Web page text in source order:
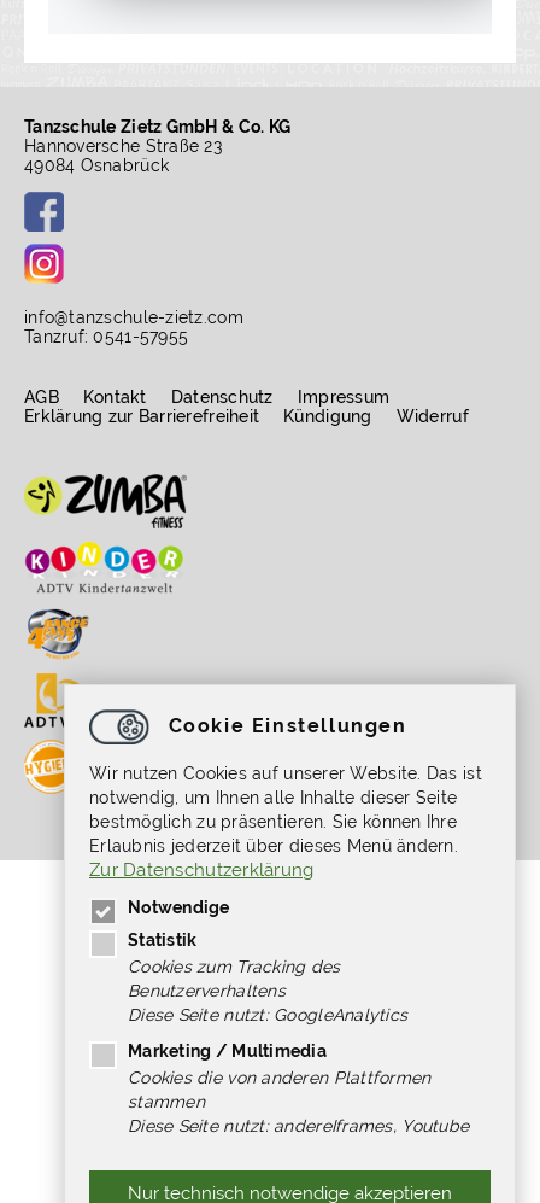
Tanzschule Zietz GmbH & Co. KG
Hannoversche Straße 23
49084 Osnabrück
info@tanzschule-zietz.com
Tanzruf: 0541-57955
AGB Kontakt Datenschutz
Impressum
Erklärung zur Barrierefreiheit
Kündigung Widerruf
Gefördert durch die Beauftragte der
Bundesregierung für Kultur und Medien im
Programm NEUSTART KULTUR, [Hilfsprogramm
DIS-TANZEN/ tanz:digital/ DIS-TANZ-START]
des Dachverband Tanz Deutschland.
Cookie Einstellungen
Wir nutzen Cookies auf unserer Website. Das ist
notwendig, um Ihnen alle Inhalte dieser Seite
bestmöglich zu präsentieren. Sie können Ihre
Erlaubnis jederzeit über dieses Menü ändern.
Zur Datenschutzerklärung
Notwendige
Statistik
Cookies zum Tracking des
Benutzerverhaltens
Diese Seite nutzt: GoogleAnalytics
Marketing / Multimedia
Cookies die von anderen Plattformen
stammen
Diese Seite nutzt: andereIframes, Youtube
Nur technisch notwendige akzeptieren